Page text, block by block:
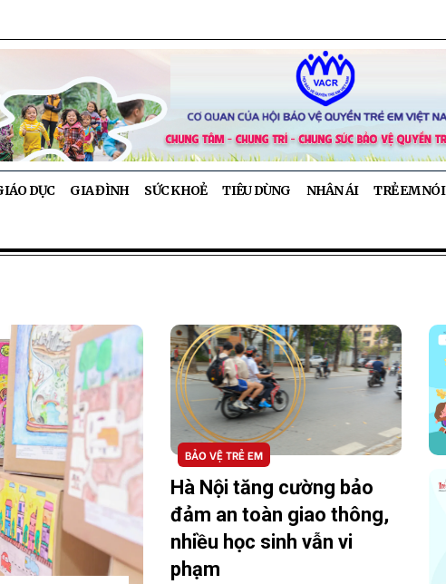
DỤC GIA ĐÌNH SỨC KHOẺ TIÊU DÙNG NHÂN ÁI TRẺ EM NÓI
BẢO VỆ TRẺ EM
Hà Nội tăng cường bảo
đảm an toàn giao thông,
nhiều học sinh vẫn vi
phạm